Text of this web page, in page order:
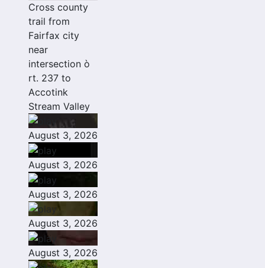
Cross county
trail from
Fairfax city
near
intersection ò
rt. 237 to
Accotink
Stream Valley
August 3, 2026
August 3, 2026
August 3, 2026
August 3, 2026
August 3, 2026